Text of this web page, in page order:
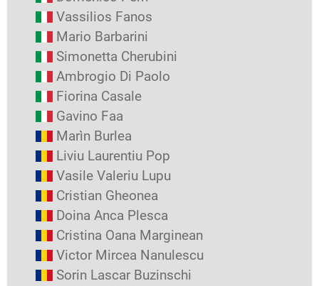
Vassilios Fanos
Mario Barbarini
Simonetta Cherubini
Ambrogio Di Paolo
Fiorina Casale
Gavino Faa
Marìn Burlea
Liviu Laurentiu Pop
Vasile Valeriu Lupu
Cristian Gheonea
Doina Anca Plesca
Cristina Oana Marginean
Victor Mircea Nanulescu
Sorin Lascar Buzinschi